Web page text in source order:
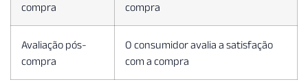
compra
compra
Avaliação pós-
compra
O consumidor avalia a satisfação
com a compra